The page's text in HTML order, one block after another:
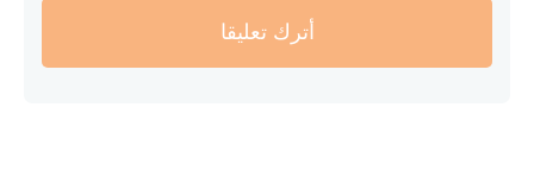
أترك تعليقا